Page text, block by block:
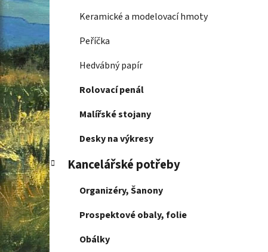
Keramické a modelovací hmoty
Peříčka
Hedvábný papír
Rolovací penál
Malířské stojany
Desky na výkresy
Kancelářské potřeby
Organizéry, Šanony
Prospektové obaly, folie
Obálky